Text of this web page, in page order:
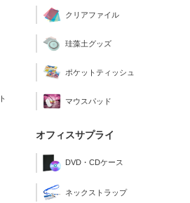
クリアファイル
珪藻土グッズ
ポケットティッシュ
マウスパッド
オフィスサプライ
DVD・CDケース
ネックストラップ